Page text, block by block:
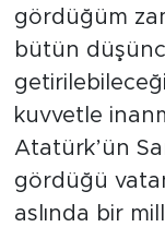
gördüğüm
bütün
kuvvetle
Atatürk’ün
gördüğü
aslında bir